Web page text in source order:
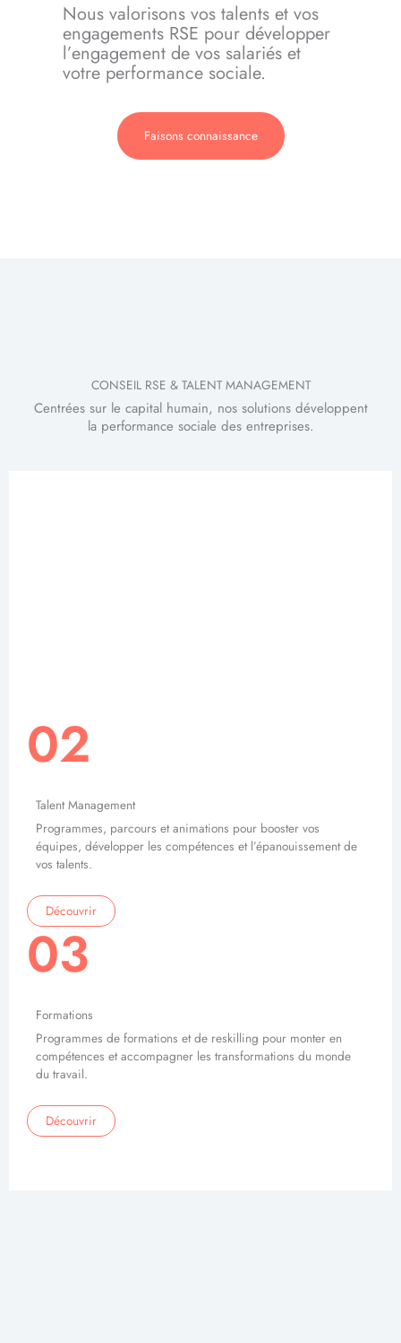
Nous valorisons vos talents et vos
engagements RSE pour développer
l’engagement de vos salariés et
votre performance sociale.
Faisons connaissance
CONSEIL RSE & TALENT MANAGEMENT
Centrées sur le capital humain, nos solutions développent
la performance sociale des entreprises.
02
Talent Management
Programmes, parcours et animations pour booster vos
équipes, développer les compétences et l’épanouissement de
vos talents.
Découvrir
03
Formations
Programmes de formations et de reskilling pour monter en
compétences et accompagner les transformations du monde
du travail.
Découvrir